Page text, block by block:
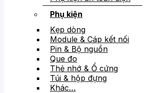
Phụ kiện
Kẹp dòng
Module & Cáp kết nối
Pin & Bộ nguồn
Que đo
Thẻ nhớ & Ổ cứng
Túi & hộp đựng
Khác…